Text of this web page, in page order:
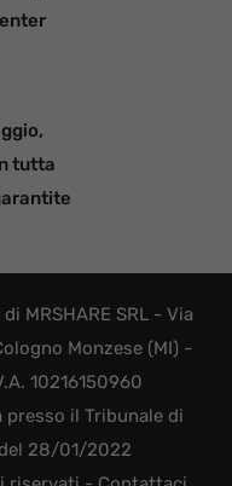
tutta
MRSHARE SRL - Via
Monzese (MI) -
10216150960
il Tribunale di
28/01/2022